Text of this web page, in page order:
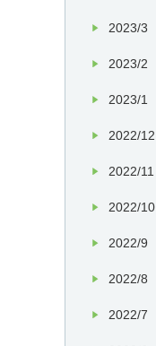
2023/3
2023/2
2023/1
2022/12
2022/11
2022/10
2022/9
2022/8
2022/7